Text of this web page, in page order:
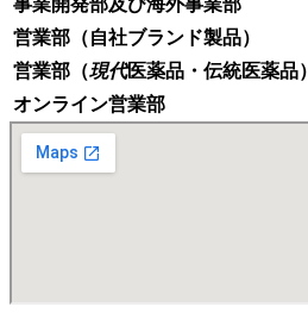
営業部（自社ブランド製品）
営業部（現代医薬品・伝統医薬品）
オンライン営業部